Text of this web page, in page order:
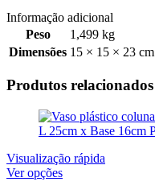
Informação adicional
Peso
1,499 kg
Dimensões 15 × 15 × 23 cm
Produtos relacionados
Visualização rápida
Ver opçõesEste